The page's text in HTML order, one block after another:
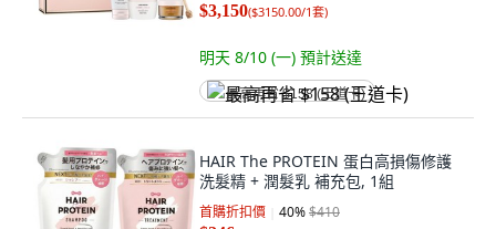
$3,150($3150.00/1套)
明天 8/10 (一) 預計送達
最高再省 $158 (王道卡)
HAIR The PROTEIN 蛋白高損傷修護
洗髮精 + 潤髮乳 補充包, 1組
首購折扣價 40%$410